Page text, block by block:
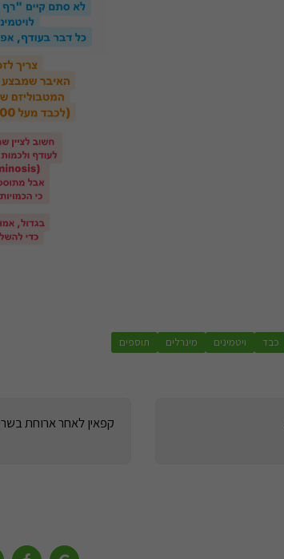
כבד ויטמינים מינרלים תוספים
קפאין לאחר ארוחת